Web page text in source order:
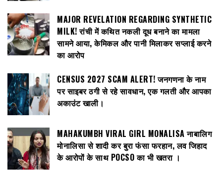
MAJOR REVELATION REGARDING SYNTHETIC
MILK! रांची में कथित नकली दूध बनाने का मामला
सामने आया, केमिकल और पानी मिलाकर सप्लाई करने
का आरोप
CENSUS 2027 SCAM ALERT! जनगणना के नाम
पर साइबर ठगी से रहे सावधान, एक गलती और आपका
अकाउंट खाली।
MAHAKUMBH VIRAL GIRL MONALISA नाबालिग
मोनालिसा से शादी कर बुरा फंसा फरहान, लव जिहाद
के आरोपों के साथ POCSO का भी खतरा ।